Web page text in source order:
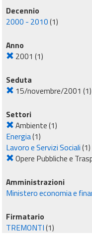
Decennio
2000 - 2010(1)
Anno
2001 (1)
Seduta
15/novembre/2001 (1)
Settori
Ambiente(1)
Energia(1)
Lavoro e Servizi Sociali(1)
Opere Pubbliche e
Amministrazioni
Ministero economia e
Firmatario
TREMONTI(1)